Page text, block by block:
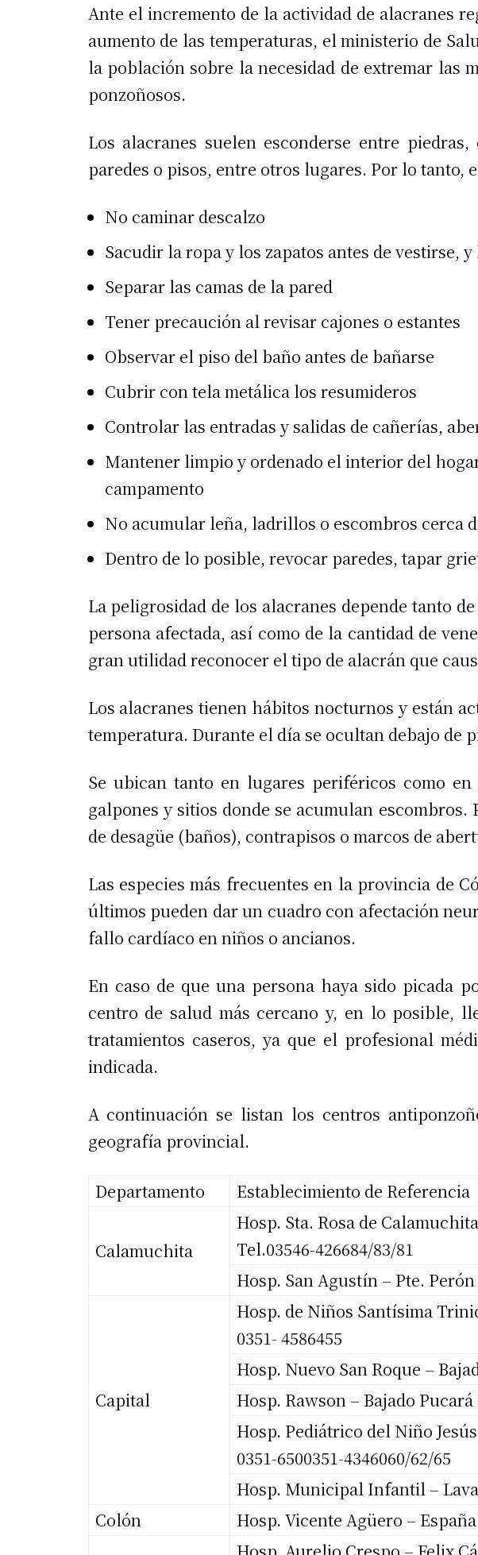
Ante el incremento de la actividad de alacranes
aumento de las temperaturas, el ministerio de
la población sobre la necesidad de extremar las
ponzoñosos.
Los alacranes suelen esconderse entre
paredes o pisos, entre otros lugares. Por lo tanto,
No caminar descalzo
Sacudir la ropa y los zapatos antes de vestirse,
Separar las camas de la pared
Tener precaución al revisar cajones o estantes
Observar el piso del baño antes de bañarse
Cubrir con tela metálica los resumideros
Controlar las entradas y salidas de cañerías,
Mantener limpio y ordenado el interior del
campamento
No acumular leña, ladrillos o escombros cerca
Dentro de lo posible, revocar paredes, tapar
La peligrosidad de los alacranes depende tanto
persona afectada, así como de la cantidad de
gran utilidad reconocer el tipo de alacrán que
Los alacranes tienen hábitos nocturnos y están
temperatura. Durante el día se ocultan debajo de
Se ubican tanto en lugares periféricos como
galpones y sitios donde se acumulan
de desagüe (baños), contrapisos o marcos de
Las especies más frecuentes en la provincia de
últimos pueden dar un cuadro con afectación
fallo cardíaco en niños o ancianos.
En caso de que una persona haya sido picada
centro de salud más cercano y, en lo posible,
tratamientos caseros, ya que el profesional
indicada.
A continuación se listan los centros
geografía provincial.
Departamento Establecimiento de Referencia
Calamuchita
Hosp. Sta. Rosa de
Tel.03546-426684/83/81
Hosp. San Agustín – Pte.
Capital
Hosp. de Niños Santísima
0351- 4586455
Hosp. Nuevo San Roque –
Hosp. Rawson – Bajado Pucará
Hosp. Pediátrico del Niño
0351-6500351-4346060/62/65
Hosp. Municipal Infantil –
Colón
Hosp. Vicente Agüero –